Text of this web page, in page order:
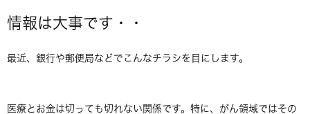
情報は大事です・・
最近、銀行や郵便局などでこんなチラシを目にします。
医療とお金は切っても切れない関係です。特に、がん領域ではその